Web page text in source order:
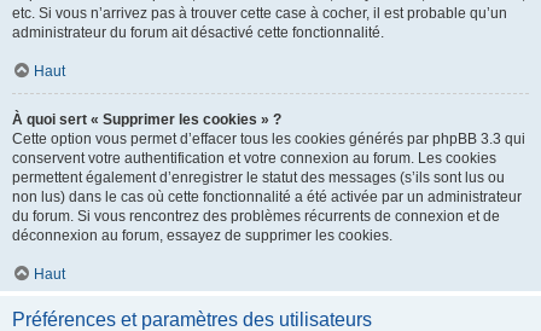
etc. Si vous n’arrivez pas à trouver cette case à cocher, il est probable qu’un
administrateur du forum ait désactivé cette fonctionnalité.
Haut
À quoi sert « Supprimer les cookies » ?
Cette option vous permet d’effacer tous les cookies générés par phpBB 3.3 qui
conservent votre authentification et votre connexion au forum. Les cookies
permettent également d’enregistrer le statut des messages (s’ils sont lus ou
non lus) dans le cas où cette fonctionnalité a été activée par un administrateur
du forum. Si vous rencontrez des problèmes récurrents de connexion et de
déconnexion au forum, essayez de supprimer les cookies.
Haut
Préférences et paramètres des utilisateurs